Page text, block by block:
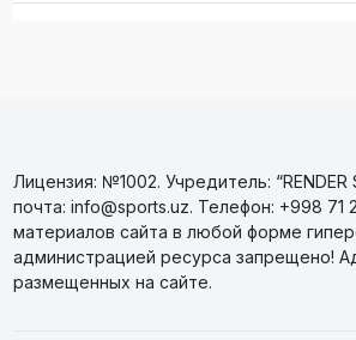
Лицензия: №1002. Учредитель:
почта: info@sports.uz. Телефон: +998
материалов сайта в любой форме
администрацией ресурса запрещено!
размещенных на сайте.